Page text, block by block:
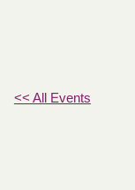
<< All Events